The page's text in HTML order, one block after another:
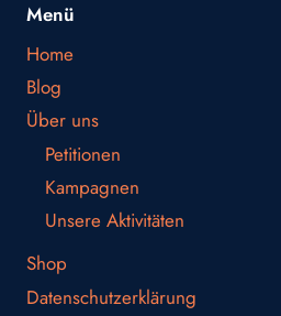
Menü
Home
Blog
Über uns
Petitionen
Kampagnen
Unsere Aktivitäten
Shop
Datenschutzerklärung